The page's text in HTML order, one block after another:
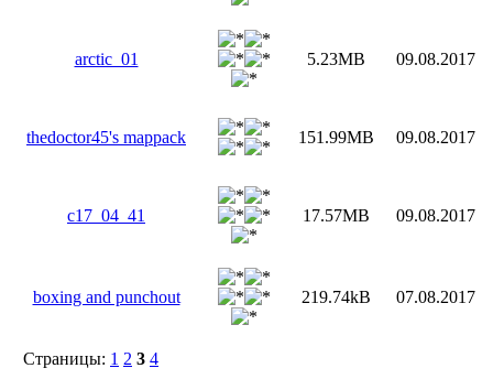
arctic_01 5.23MB 09.08.2017
thedoctor45's mappack 151.99MB 09.08.2017
c17_04_41 17.57MB 09.08.2017
boxing and punchout 219.74kB 07.08.2017
Страницы: 1 2 3 4